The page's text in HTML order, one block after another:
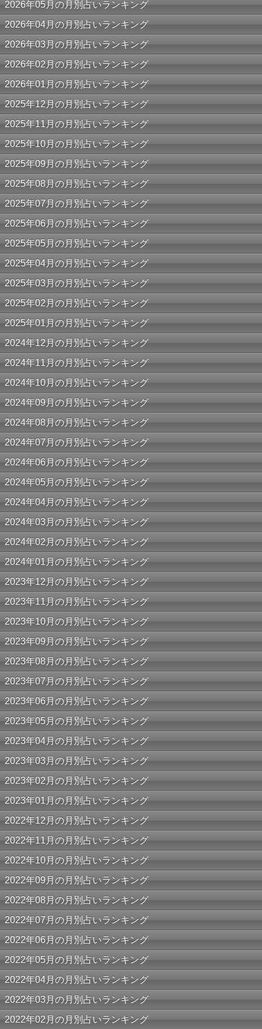
2026年05月の月別占いランキング
2026年04月の月別占いランキング
2026年03月の月別占いランキング
2026年02月の月別占いランキング
2026年01月の月別占いランキング
2025年12月の月別占いランキング
2025年11月の月別占いランキング
2025年10月の月別占いランキング
2025年09月の月別占いランキング
2025年08月の月別占いランキング
2025年07月の月別占いランキング
2025年06月の月別占いランキング
2025年05月の月別占いランキング
2025年04月の月別占いランキング
2025年03月の月別占いランキング
2025年02月の月別占いランキング
2025年01月の月別占いランキング
2024年12月の月別占いランキング
2024年11月の月別占いランキング
2024年10月の月別占いランキング
2024年09月の月別占いランキング
2024年08月の月別占いランキング
2024年07月の月別占いランキング
2024年06月の月別占いランキング
2024年05月の月別占いランキング
2024年04月の月別占いランキング
2024年03月の月別占いランキング
2024年02月の月別占いランキング
2024年01月の月別占いランキング
2023年12月の月別占いランキング
2023年11月の月別占いランキング
2023年10月の月別占いランキング
2023年09月の月別占いランキング
2023年08月の月別占いランキング
2023年07月の月別占いランキング
2023年06月の月別占いランキング
2023年05月の月別占いランキング
2023年04月の月別占いランキング
2023年03月の月別占いランキング
2023年02月の月別占いランキング
2023年01月の月別占いランキング
2022年12月の月別占いランキング
2022年11月の月別占いランキング
2022年10月の月別占いランキング
2022年09月の月別占いランキング
2022年08月の月別占いランキング
2022年07月の月別占いランキング
2022年06月の月別占いランキング
2022年05月の月別占いランキング
2022年04月の月別占いランキング
2022年03月の月別占いランキング
2022年02月の月別占いランキング